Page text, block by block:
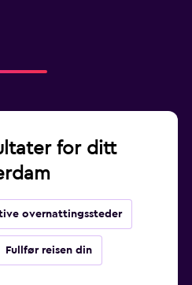
for ditt
overnattingssteder
Fullfør reisen din